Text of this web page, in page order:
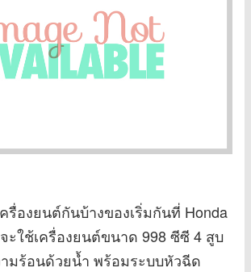
รื่องยนต์กันบ้างของเริ่มกันที่ Honda
ะใช้เครื่องยนต์ขนาด 998 ซีซี 4 สูบ
ามร้อนด้วยน้ำ พร้อมระบบหัวฉีด